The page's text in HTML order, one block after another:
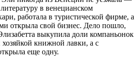
в венецианском
работала в туристической фирме, а
открыла свой бизнес. Дело пошло,
выкупила доли компаньонок
книжной лавки, а с
еще одну.